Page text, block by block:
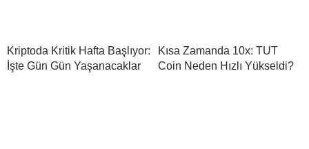
Kriptoda Kritik Hafta Başlıyor:
İşte Gün Gün Yaşanacaklar
Kısa Zamanda 10x: TUT
Coin Neden Hızlı Yükseldi?